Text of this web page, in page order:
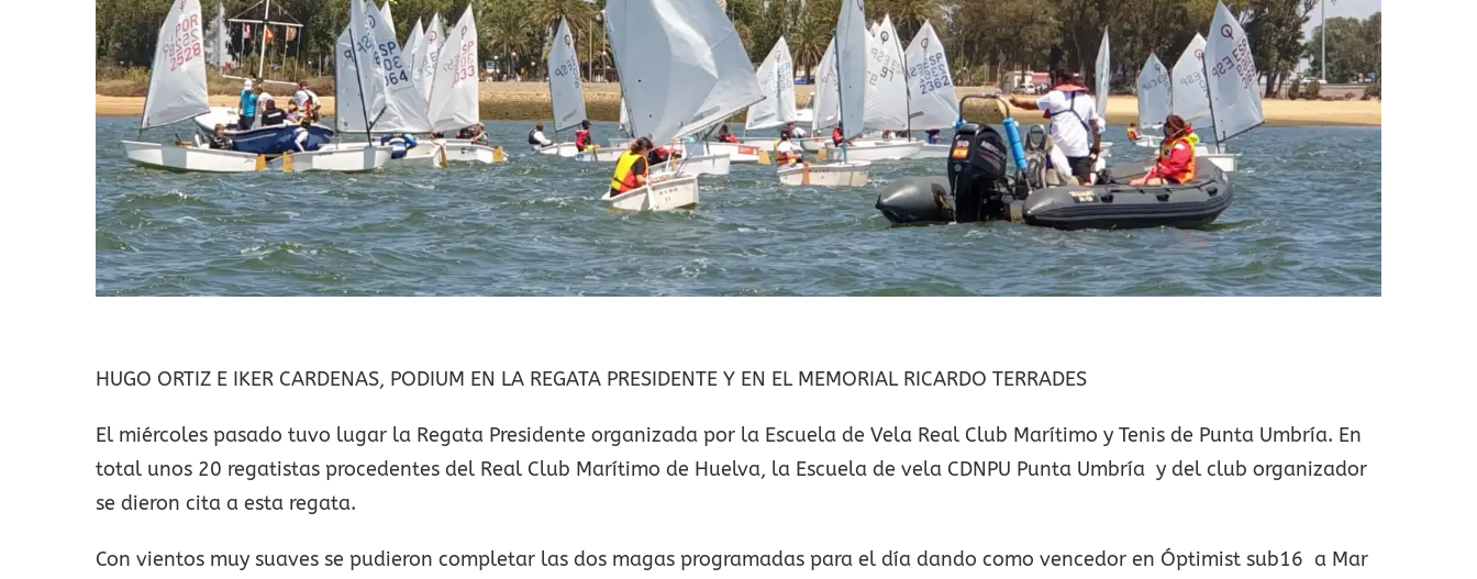
HUGO ORTIZ E IKER CARDENAS, PODIUM EN LA REGATA PRESIDENTE Y EN EL MEMORIAL RICARDO TERRADES
El miércoles pasado tuvo lugar la Regata Presidente organizada por la Escuela de Vela Real Club Marítimo y Tenis de Punta Umbría. En
total unos 20 regatistas procedentes del Real Club Marítimo de Huelva, la Escuela de vela CDNPU Punta Umbría y del club organizador
se dieron cita a esta regata.
Con vientos muy suaves se pudieron completar las dos magas programadas para el día dando como vencedor en Óptimist sub16 a Mar